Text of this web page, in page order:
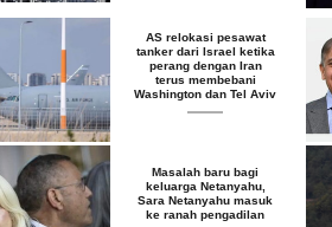
AS relokasi pesawat
tanker dari Israel ketika
perang dengan Iran
terus membebani
Washington dan Tel Aviv
Masalah baru bagi
keluarga Netanyahu,
Sara Netanyahu masuk
ke ranah pengadilan